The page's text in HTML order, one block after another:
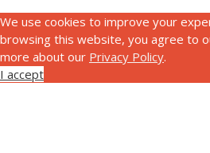
We use cookies to improve your
browsing this website, you agree to
more about our Privacy Policy.
I accept